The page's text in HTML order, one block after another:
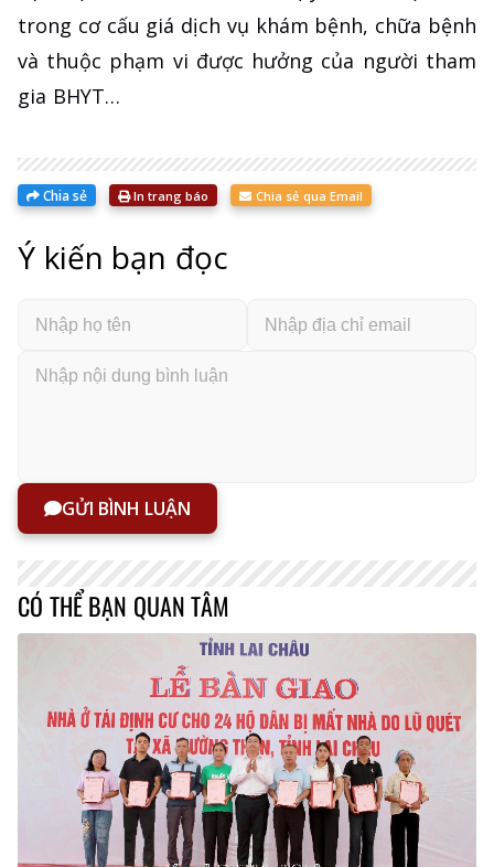
trong cơ cấu giá dịch vụ khám bệnh, chữa bệnh
và thuộc phạm vi được hưởng của người tham
gia BHYT…
Chia sẻ In trang báo Chia sẻ qua Email
Ý kiến bạn đọc
GỬI BÌNH LUẬN
CÓ THỂ BẠN QUAN TÂM